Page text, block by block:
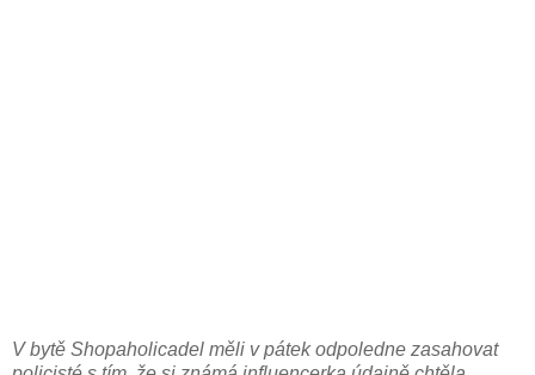
V bytě Shopaholicadel měli v pátek odpoledne zasahovat